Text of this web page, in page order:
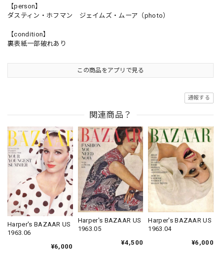
【person】
ダスティン・ホフマン ジェイムズ・ムーア（photo）
【condition】
裏表紙一部破れあり
この商品をアプリで見る
通報する
関連商品？
Harper's BAZAAR US
1963.06
¥6,000
Harper's BAZAAR US
1963.05
¥4,500
Harper's BAZAAR US
1963.04
¥6,000